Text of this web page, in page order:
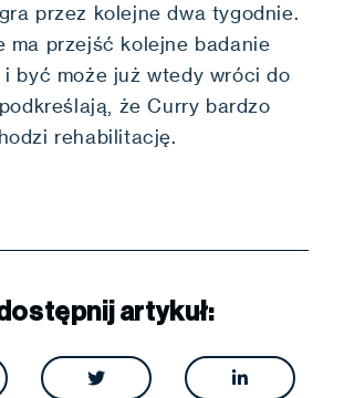
przez kolejne dwa tygodnie.
ma przejść kolejne badanie
być może już wtedy wróci do
że Curry bardzo
rehabilitację.
artykuł:
 